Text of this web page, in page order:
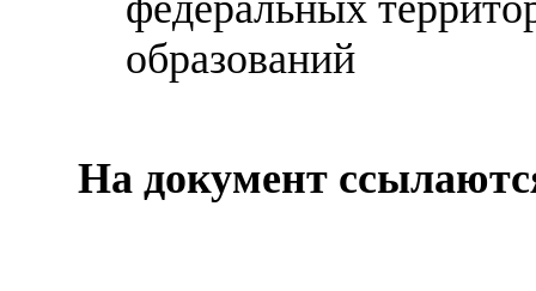
образований
На документ